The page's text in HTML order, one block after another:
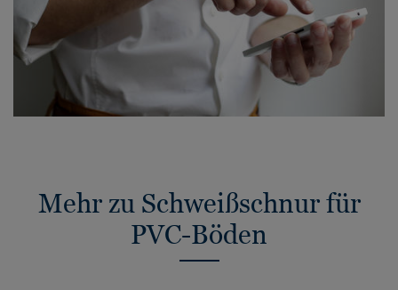
Mehr zu Schweißschnur für
PVC-Böden